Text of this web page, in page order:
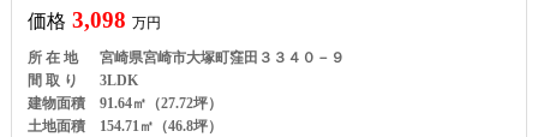
価格 3,098 万円
所 在 地
宮崎県宮崎市大塚町窪田３３４０－９
間 取 り
3LDK
建物面積
91.64㎡（27.72坪）
土地面積
154.71㎡（46.8坪）